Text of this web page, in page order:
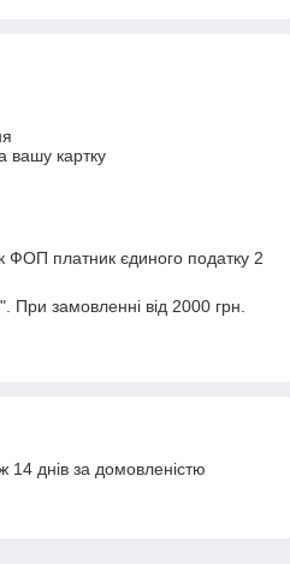
вашу картку
ФОП платник єдиного податку 2
замовленні від 2000 грн.
днів за домовленістю